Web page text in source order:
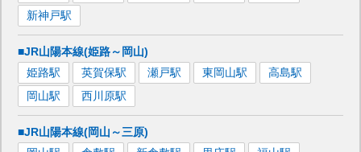
新神戸駅
■JR山陽本線(姫路～岡山)
姫路駅 英賀保駅 瀬戸駅 東岡山駅 高島駅
岡山駅 西川原駅
■JR山陽本線(岡山～三原)